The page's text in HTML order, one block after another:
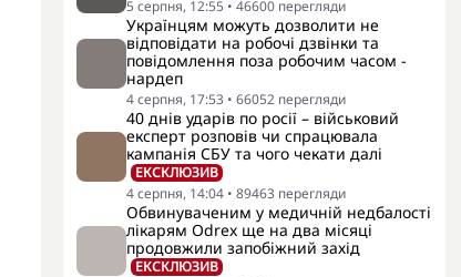
5 серпня, 12:55 • 46600 перегляди
Українцям можуть дозволити не
відповідати на робочі дзвінки та
повідомлення поза робочим часом -
нардеп
4 серпня, 17:53 • 66052 перегляди
40 днів ударів по росії – військовий
експерт розповів чи спрацювала
кампанія СБУ та чого чекати далі
ЕКСКЛЮЗИВ
4 серпня, 14:04 • 89463 перегляди
Обвинуваченим у медичній недбалості
лікарям Odrex ще на два місяці
продовжили запобіжний захід
ЕКСКЛЮЗИВ